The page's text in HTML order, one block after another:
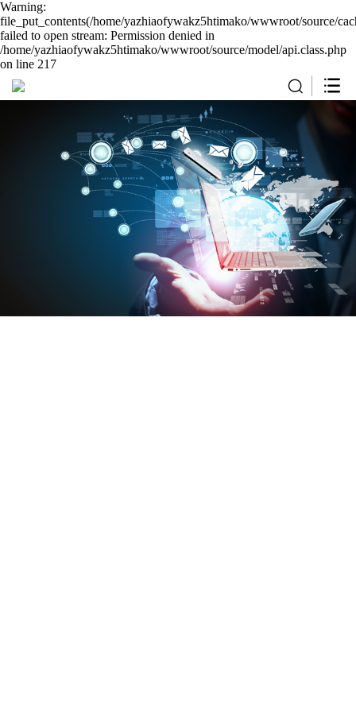
Warning:
file_put_contents(/home/yazhiaofywakz5htimako/wwwroot/source/
failed to open stream: Permission denied in
/home/yazhiaofywakz5htimako/wwwroot/source/model/api.class.php
on line 217